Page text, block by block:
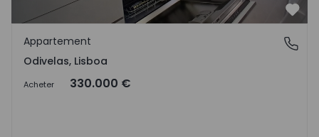
Odivelas, Lisboa
Appartement
Odivelas, Lisboa
Acheter 330.000 €